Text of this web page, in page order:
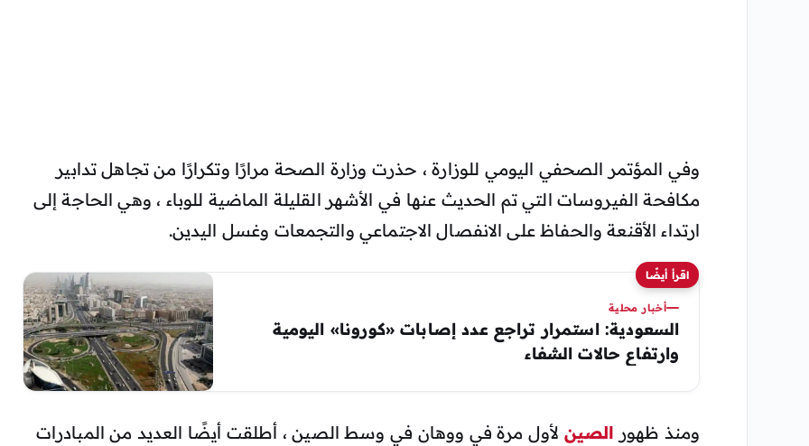
وفي المؤتمر الصحفي اليومي للوزارة ، حذرت وزارة الصحة مرارًا وتكرارًا من تجاهل تدابير
مكافحة الفيروسات التي تم الحديث عنها في الأشهر القليلة الماضية للوباء ، وهي الحاجة إلى
ارتداء الأقنعة والحفاظ على الانفصال الاجتماعي والتجمعات وغسل اليدين.
اقرأ أيضًا
أخبار محلية
السعودية: استمرار تراجع عدد إصابات «كورونا» اليومية
وارتفاع حالات الشفاء
ومنذ ظهور الصين لأول مرة في ووهان في وسط الصين ، أطلقت أيضًا العديد من المبادرات